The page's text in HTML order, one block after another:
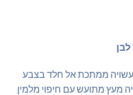
עשויה ממתכת אל חלד בצבע
מעץ מתועש עם חיפוי מלמין